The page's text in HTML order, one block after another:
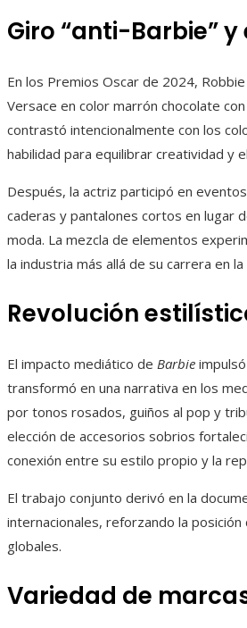
Giro “anti-Barbie”
En los Premios Oscar de 2024,
Versace en color marrón chocolate
contrastó intencionalmente con los
habilidad para equilibrar creatividad y
Después, la actriz participó en
caderas y pantalones cortos en lugar
moda. La mezcla de elementos
la industria más allá de su carrera en la
Revolución
El impacto mediático de Barbie
transformó en una narrativa en los
por tonos rosados, guiños al pop y
elección de accesorios sobrios
conexión entre su estilo propio y la
El trabajo conjunto derivó en la
internacionales, reforzando la
globales.
Variedad de